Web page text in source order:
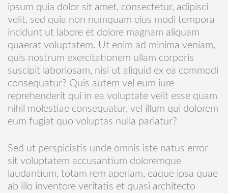
ipsum quia dolor sit amet, consectetur, adipisci
velit, sed quia non numquam eius modi tempora
incidunt ut labore et dolore magnam aliquam
quaerat voluptatem. Ut enim ad minima veniam,
quis nostrum exercitationem ullam corporis
suscipit laboriosam, nisi ut aliquid ex ea commodi
consequatur? Quis autem vel eum iure
reprehenderit qui in ea voluptate velit esse quam
nihil molestiae consequatur, vel illum qui dolorem
eum fugiat quo voluptas nulla pariatur?
Sed ut perspiciatis unde omnis iste natus error
sit voluptatem accusantium doloremque
laudantium, totam rem aperiam, eaque ipsa quae
ab illo inventore veritatis et quasi architecto